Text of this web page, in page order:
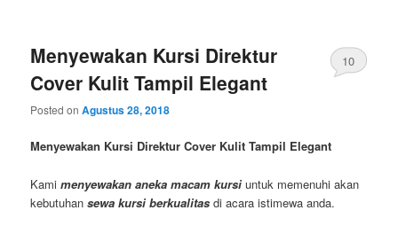
Menyewakan Kursi Direktur
Cover Kulit Tampil Elegant
Posted onAgustus 28, 2018
10
Menyewakan Kursi Direktur Cover Kulit Tampil Elegant
Kamimenyewakan aneka macam kursi untuk memenuhi akan
kebutuhansewa kursi berkualitas di acara istimewa anda.